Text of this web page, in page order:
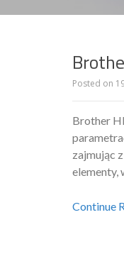
Posted on
Brother
zajmując
elementy,
Continue